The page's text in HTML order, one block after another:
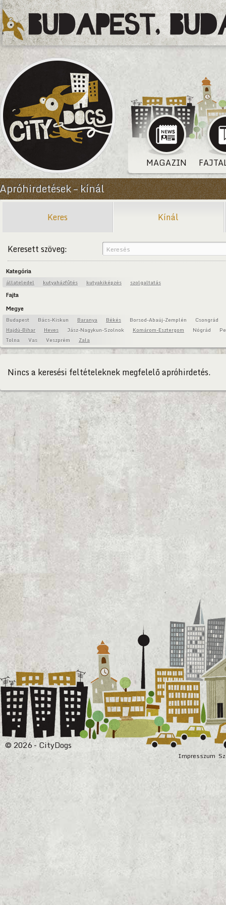
MAGAZIN
Apróhirdetések – kínál
Keres Kínál
Keresett szöveg:
Kategória
állateledel kutyaházfűtés kutyakiképzés szolgaltatás
Fajta
Megye
Budapest Bács-Kiskun Baranya Békés Borsod-Abaúj-Zemplén
Csongrád
Hajdú-Bihar
Heves Jász-Nagykun-Szolnok Komárom-Esztergom Nógrád
Tolna
Vas Veszprém Zala
Nincs a keresési feltételeknek megfelelő apróhirdetés.
Impresszum
© 2026 - CityDogs